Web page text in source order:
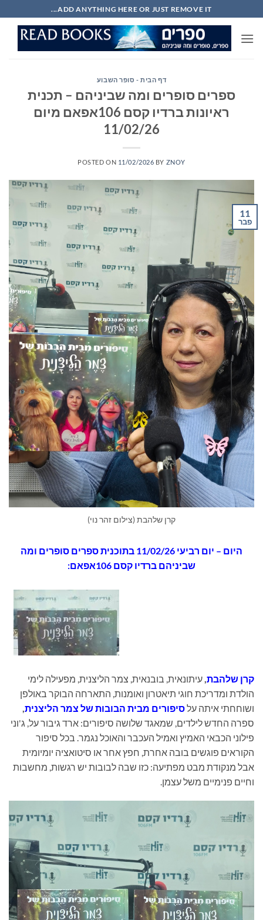
to
content
ADD ANYTHING HERE OR JUST REMOVE IT...
דף הבית - סופר השבוע
ספרים סופרים ומה שביניהם – תכנית
ראיונות ברדיו קסם 106אפאם מיום
11/02/26
POSTED ON 11/02/2026 BY ZNOY
11
פבר
קרן שלהבת (צילום זהר נוי)
היום – יום רביעי 11/02/26 בתוכנית
ספרים סופרים ומה
שביניהם ברדיו קסם 106אפאם:
קרן שלהבת עיתונאית, בובנאית, צמר הליצנית, מפעילה לימי
הולדת ומדריכת חוגי תיאטרון ואומנות, התארחה הבוקר באולפן
ושוחחתי איתה עלסיפורים מבית הבובות של צמר הליצנית
ספרה החדש לילדים, שמאגד שלושה סיפורים: ארד גיבור על, ג'וני
פילוני הכבאי האמיץ ואמיל העכבר והאוכל נגמר. בכל סיפור
הקוראים פוגשים בובה אחרת, חפץ אחר או סיטואציה יומיומית
אבל מנקודת מבט מפתיעה: כזו שבה לבובות יש רגשות, מחשבות
וחיים פנימיים משל עצמן.